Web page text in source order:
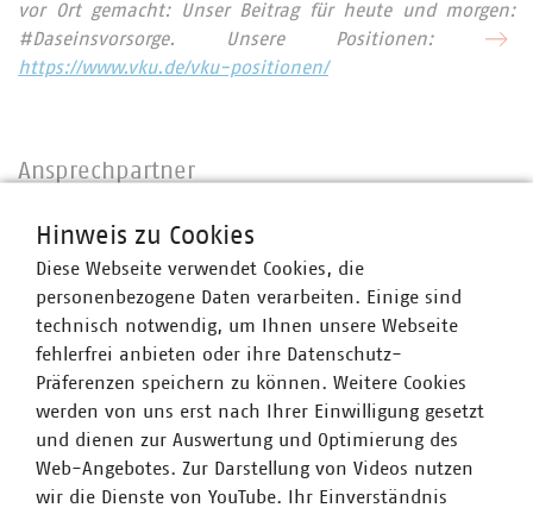
vor Ort gemacht: Unser Beitrag für heute und morgen:
#Daseinsvorsorge. Unsere Positionen:
https://www.vku.de/vku-positionen/
Ansprechpartner
Hinweis zu Cookies
Diese Webseite verwendet Cookies, die
personenbezogene Daten verarbeiten. Einige sind
technisch notwendig, um Ihnen unsere Webseite
fehlerfrei anbieten oder ihre Datenschutz-
Präferenzen speichern zu können. Weitere Cookies
werden von uns erst nach Ihrer Einwilligung gesetzt
und dienen zur Auswertung und Optimierung des
Web-Angebotes. Zur Darstellung von Videos nutzen
wir die Dienste von YouTube. Ihr Einverständnis